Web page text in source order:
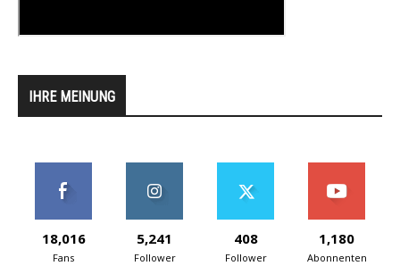
IHRE MEINUNG
18,016
Fans
5,241
Follower
408
Follower
1,180
Abonnenten